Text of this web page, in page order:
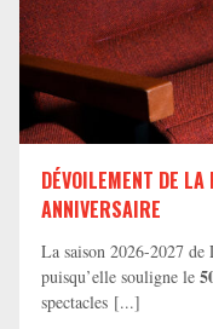
DÉVOILEMENT DE
ANNIVERSAIRE
La saison 2026-2027 de
puisqu’elle souligne le
spectacles [...]